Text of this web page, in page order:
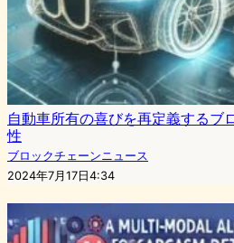
自動車所有の喜びを再定義するブ
性
ブロックチェーンニュース
2024年7月17日4:34